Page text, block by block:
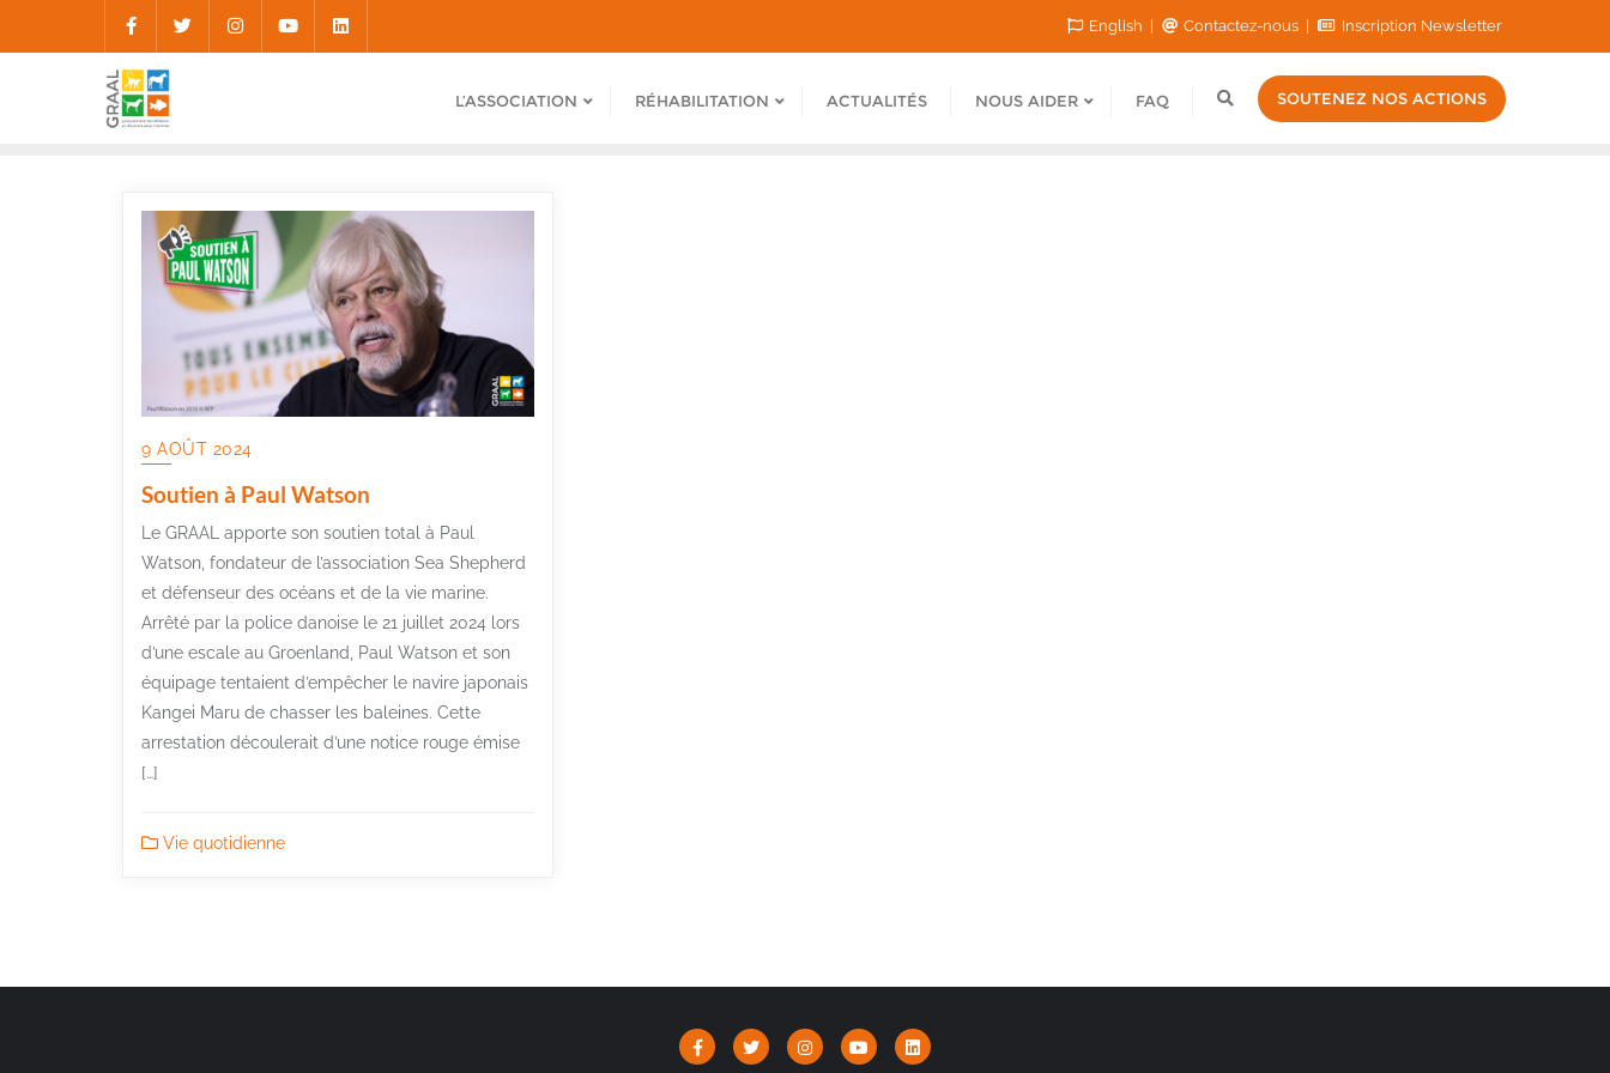
English Contactez-nous Inscription Newsletter
L’ASSOCIATION RÉHABILITATION ACTUALITÉS NOUS AIDER FAQ SOUTENEZ NOS ACTIONS
9 AOÛT 2024
Soutien à Paul Watson
Le GRAAL apporte son soutien total à Paul
Watson, fondateur de l’association Sea Shepherd
et défenseur des océans et de la vie marine.
Arrêté par la police danoise le 21 juillet 2024 lors
d’une escale au Groenland, Paul Watson et son
équipage tentaient d’empêcher le navire japonais
Kangei Maru de chasser les baleines. Cette
arrestation découlerait d’une notice rouge émise
[…]
Vie quotidienne